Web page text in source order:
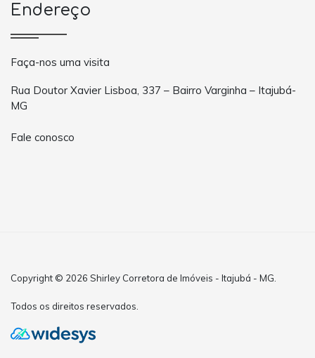
Endereço
Faça-nos uma visita
Rua Doutor Xavier Lisboa, 337 – Bairro Varginha – Itajubá-
MG
Fale conosco
Copyright © 2026 Shirley Corretora de Imóveis - Itajubá - MG.
Todos os direitos reservados.